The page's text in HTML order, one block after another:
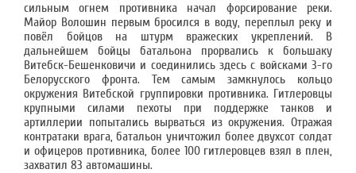
сильным огнем противника начал форсирование реки.
Майор Волошин первым бросился в воду, переплыл реку и
повёл бойцов на штурм вражеских укреплений. В
дальнейшем бойцы батальона прорвались к большаку
Витебск-Бешенковичи и соединились здесь с войсками 3-го
Белорусского фронта. Тем самым замкнулось кольцо
окружения Витебской группировки противника. Гитлеровцы
крупными силами пехоты при поддержке танков и
артиллерии попытались вырваться из окружения. Отражая
контратаки врага, батальон уничтожил более двухсот солдат
и офицеров противника, более 100 гитлеровцев взял в плен,
захватил 83 автомашины.